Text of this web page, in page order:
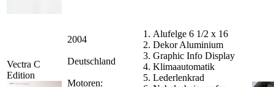
Vectra C
Edition
2004
Deutschland
Motoren:
Alufelge 6 1/2 x 16
Dekor Aluminium
Graphic Info Display
Klimaautomatik
Lederlenkrad